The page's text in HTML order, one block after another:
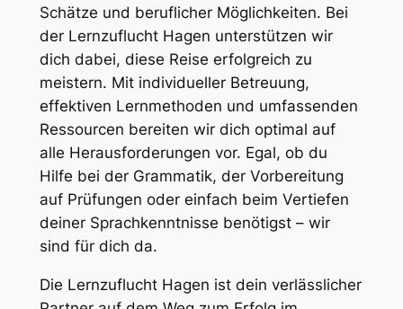
Schätze und beruflicher Möglichkeiten. Bei
der Lernzuflucht Hagen unterstützen wir
dich dabei, diese Reise erfolgreich zu
meistern. Mit individueller Betreuung,
effektiven Lernmethoden und umfassenden
Ressourcen bereiten wir dich optimal auf
alle Herausforderungen vor. Egal, ob du
Hilfe bei der Grammatik, der Vorbereitung
auf Prüfungen oder einfach beim Vertiefen
deiner Sprachkenntnisse benötigst – wir
sind für dich da.
Die Lernzuflucht Hagen ist dein verlässlicher